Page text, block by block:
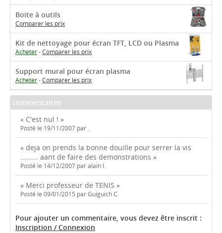
Boite à outils
Comparer les prix
Kit de nettoyage pour écran TFT, LCD ou Plasma
Acheter-Comparer les prix
Support mural pour écran plasma
Acheter-Comparer les prix
commentaires
« C'est nul ! »
Posté le 19/11/2007 par .
« deja on prends la bonne douille pour serrer la vis
......... aant de faire des demonstrations »
Posté le 14/12/2007 par alain l.
« Merci professeur de TENIS »
Posté le 09/01/2015 par Guiguich C.
Pour ajouter un commentaire, vous devez être inscrit :
Inscription / Connexion